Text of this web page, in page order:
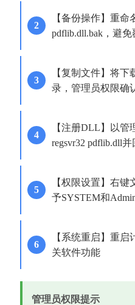
【备份操作】重命
pdflib.dll.bak，避免
【复制文件】将
录，管理员权限确
【注册DLL】以管
regsvr32 pdflib.dll并
【权限设置】右
予SYSTEM和
【系统重启】重
关软件功能
管理员权限提示